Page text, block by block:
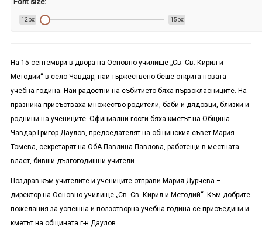
12px 15px
На 15 септември в двора на Основно училище „Св. Св. Кирил и
Методий“ в село Чавдар, най-тържествено беше открита новата
учебна година. Най-радостни на събитието бяха първокласниците. На
празника присъстваха множество родители, баби и дядовци, близки и
роднини на учениците. Официални гости бяха кметът на Община
Чавдар Григор Даулов, председателят на общинския съвет Мария
Томева, секретарят на ОбА Павлина Павлова, работещи в местната
власт, бивши дългогодишни учители.
Поздрав към учителите и учениците отправи Мария Дурчева –
директор на Основно училище „Св. Св. Кирил и Методий“. Към добрите
пожелания за успешна и ползотворна учебна година се присъедини и
кметът на общината г-н Даулов.